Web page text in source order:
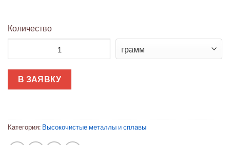
Количество
В ЗАЯВКУ
Категория: Высокочистые металлы и сплавы